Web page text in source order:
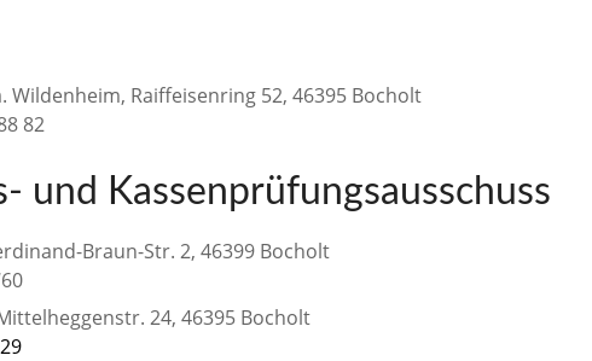
Wildenheim, Raiffeisenring 52, 46395 Bocholt
82
und Kassenprüfungsausschuss
Braun-Str. 2, 46399 Bocholt
24, 46395 Bocholt
29